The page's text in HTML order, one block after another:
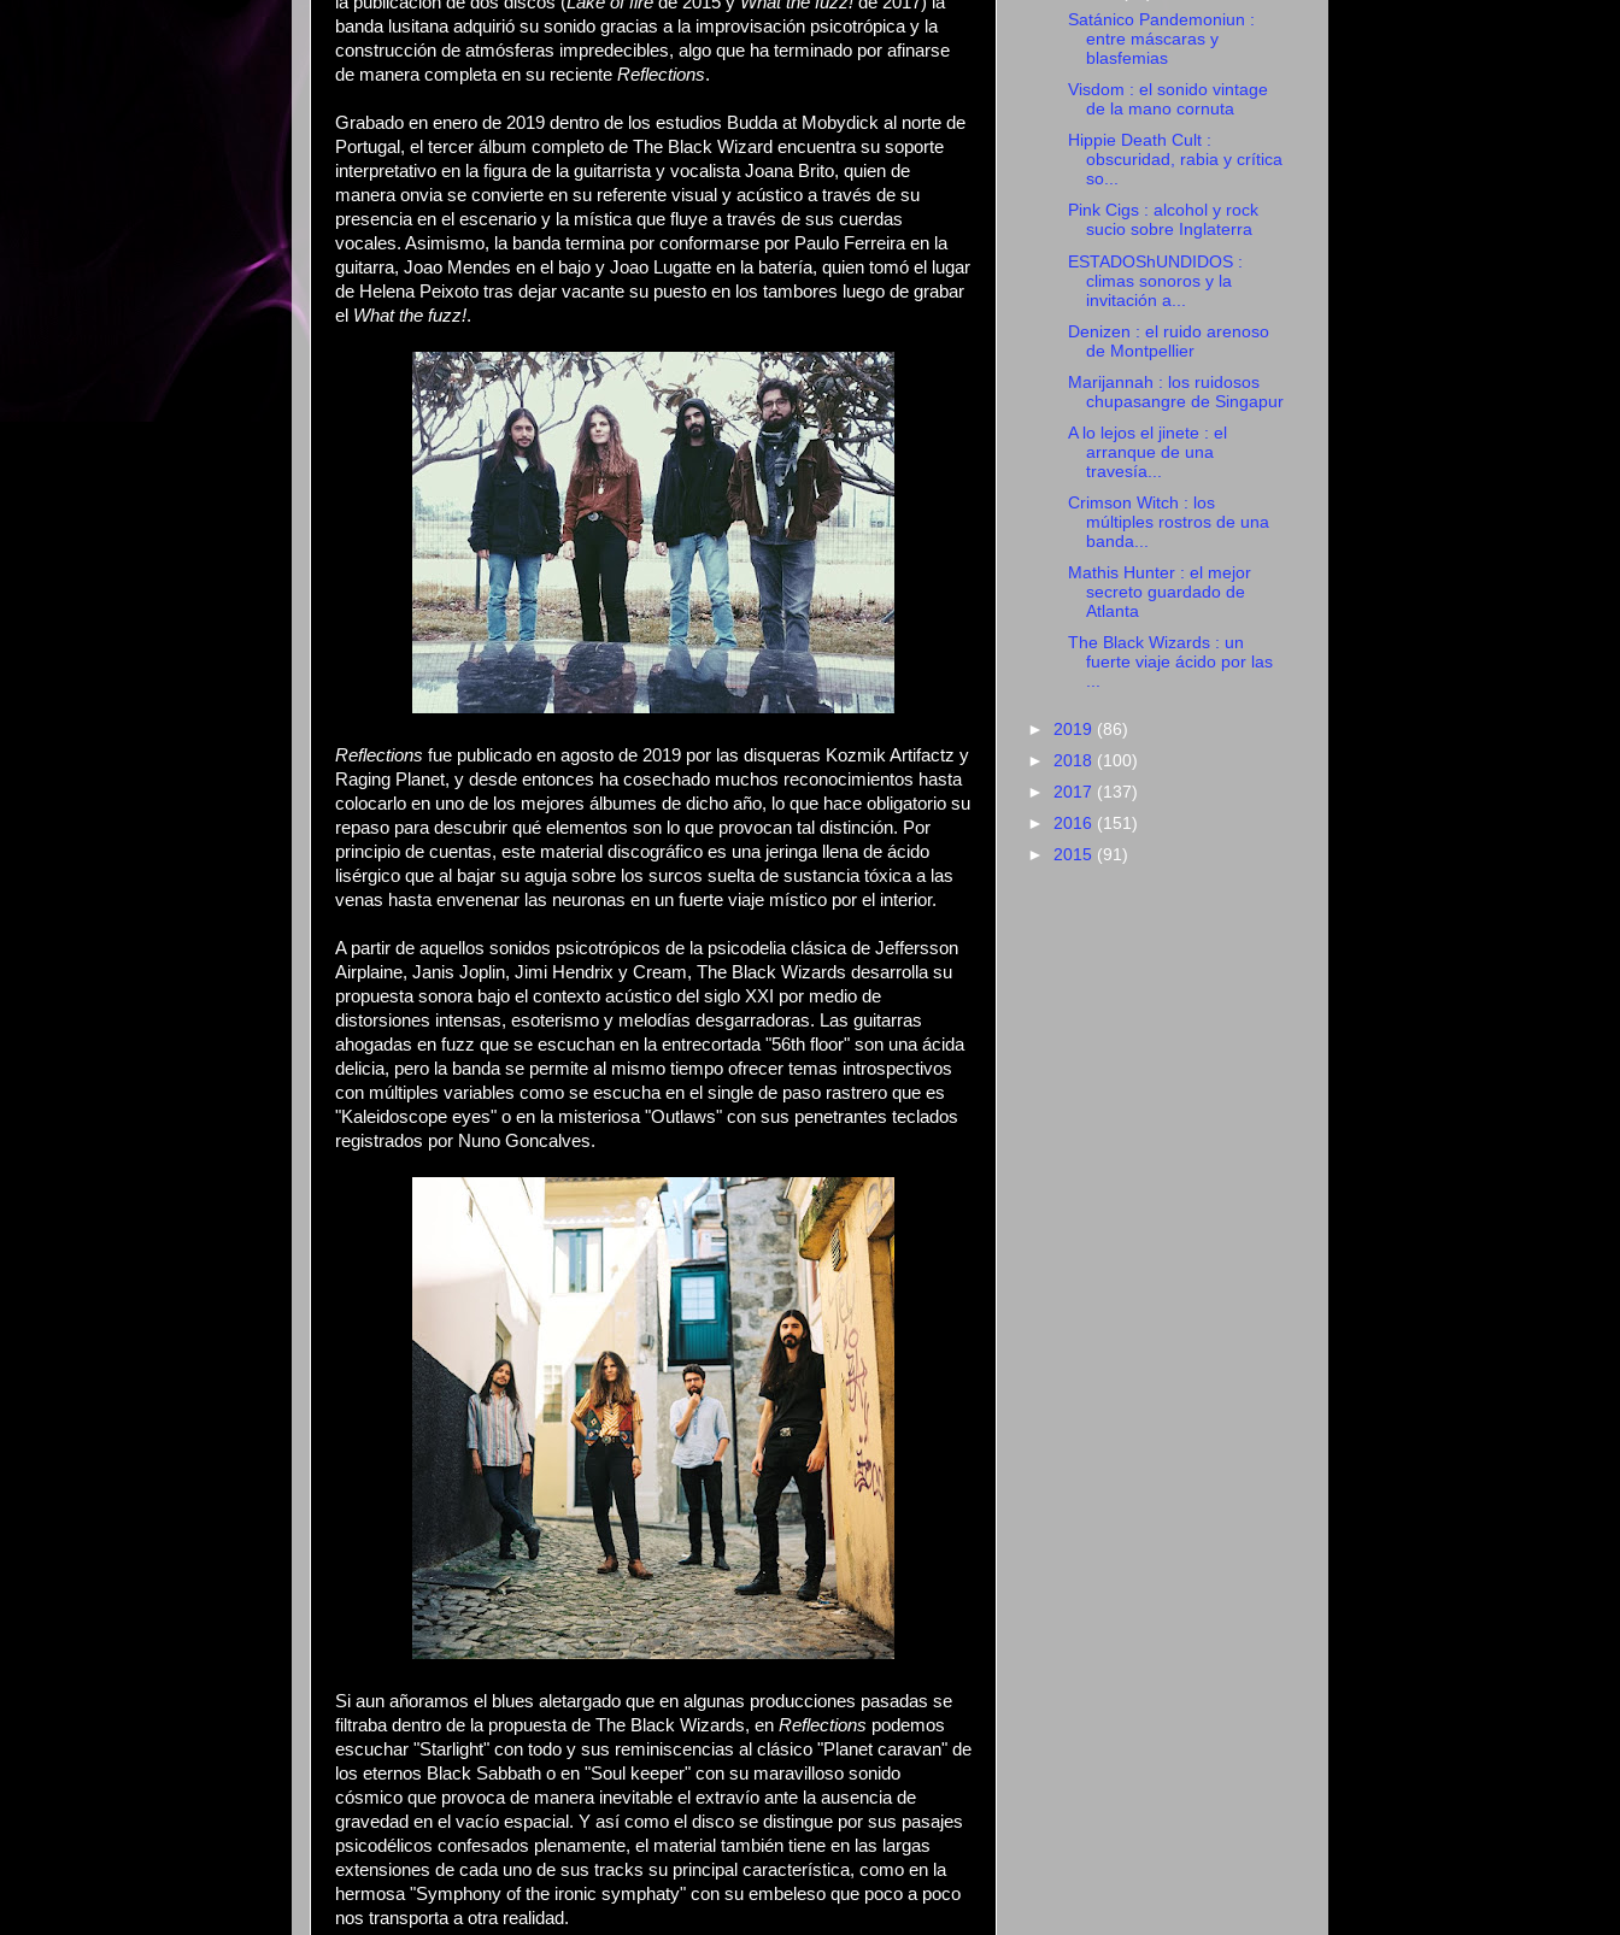
banda lusitana adquirió su sonido gracias a la improvisación psicotrópica y la
construcción de atmósferas impredecibles, algo que ha terminado por afinarse
de manera completa en su reciente Reflections.
Grabado en enero de 2019 dentro de los estudios Budda at Mobydick al norte de
Portugal, el tercer álbum completo de The Black Wizard encuentra su soporte
interpretativo en la figura de la guitarrista y vocalista Joana Brito, quien de
manera onvia se convierte en su referente visual y acústico a través de su
presencia en el escenario y la mística que fluye a través de sus cuerdas
vocales. Asimismo, la banda termina por conformarse por Paulo Ferreira en la
guitarra, Joao Mendes en el bajo y Joao Lugatte en la batería, quien tomó el lugar
de Helena Peixoto tras dejar vacante su puesto en los tambores luego de grabar
el What the fuzz!.
Reflections fue publicado en agosto de 2019 por las disqueras Kozmik Artifactz y
Raging Planet, y desde entonces ha cosechado muchos reconocimientos hasta
colocarlo en uno de los mejores álbumes de dicho año, lo que hace obligatorio su
repaso para descubrir qué elementos son lo que provocan tal distinción. Por
principio de cuentas, este material discográfico es una jeringa llena de ácido
lisérgico que al bajar su aguja sobre los surcos suelta de sustancia tóxica a las
venas hasta envenenar las neuronas en un fuerte viaje místico por el interior.
A partir de aquellos sonidos psicotrópicos de la psicodelia clásica de Jeffersson
Airplaine, Janis Joplin, Jimi Hendrix y Cream, The Black Wizards desarrolla su
propuesta sonora bajo el contexto acústico del siglo XXI por medio de
distorsiones intensas, esoterismo y melodías desgarradoras. Las guitarras
ahogadas en fuzz que se escuchan en la entrecortada "56th floor" son una ácida
delicia, pero la banda se permite al mismo tiempo ofrecer temas introspectivos
con múltiples variables como se escucha en el single de paso rastrero que es
"Kaleidoscope eyes" o en la misteriosa "Outlaws" con sus penetrantes teclados
registrados por Nuno Goncalves.
Si aun añoramos el blues aletargado que en algunas producciones pasadas se
filtraba dentro de la propuesta de The Black Wizards, en Reflections podemos
escuchar "Starlight" con todo y sus reminiscencias al clásico "Planet caravan" de
los eternos Black Sabbath o en "Soul keeper" con su maravilloso sonido
cósmico que provoca de manera inevitable el extravío ante la ausencia de
gravedad en el vacío espacial. Y así como el disco se distingue por sus pasajes
psicodélicos confesados plenamente, el material también tiene en las largas
extensiones de cada uno de sus tracks su principal característica, como en la
hermosa "Symphony of the ironic symphaty" con su embeleso que poco a poco
nos transporta a otra realidad.
Satánico Pandemoniun :
entre máscaras y
blasfemias
Visdom : el sonido vintage
de la mano cornuta
Hippie Death Cult :
obscuridad, rabia y crítica
so...
Pink Cigs : alcohol y rock
sucio sobre Inglaterra
ESTADOShUNDIDOS :
climas sonoros y la
invitación a...
Denizen : el ruido arenoso
de Montpellier
Marijannah : los ruidosos
chupasangre de Singapur
A lo lejos el jinete : el
arranque de una
travesía...
Crimson Witch : los
múltiples rostros de una
banda...
Mathis Hunter : el mejor
secreto guardado de
Atlanta
The Black Wizards : un
fuerte viaje ácido por las
...
► 2019 (86)
► 2018 (100)
► 2017 (137)
► 2016 (151)
► 2015 (91)